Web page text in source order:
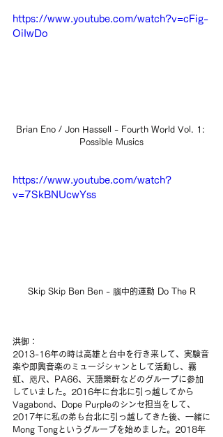
https://www.youtube.com/watch?v=cFig-
OiIwDo
Brian Eno / Jon Hassell - Fourth World Vol. 1:
Possible Musics
https://www.youtube.com/watch?
v=7SkBNUcwYss
Skip Skip Ben Ben - 腦中的運動 Do The R
洪御：
2013-16年の時は高雄と台中を行き来して、実験音
楽や即興音楽のミュージシャンとして活動し、霧
虹、咫尺、PA66、天語樂軒などのグループに参加
していました。2016年に台北に引っ越してから
Vagabond、Dope Purpleのシンセ担当をして、
2017年に私の弟も台北に引っ越してきた後、一緒に
Mong Tongというグループを始めました。2018年